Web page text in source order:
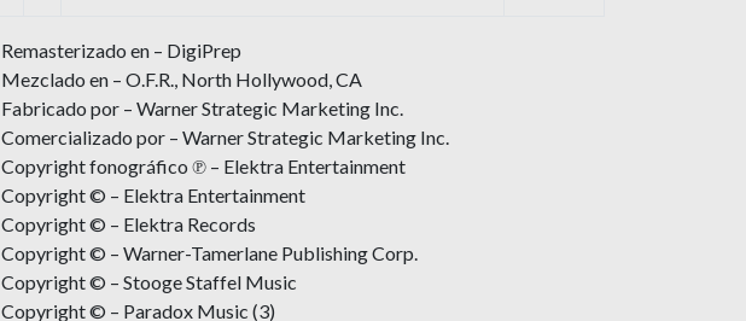
Remasterizado en – DigiPrep
Mezclado en – O.F.R., North Hollywood, CA
Fabricado por – Warner Strategic Marketing Inc.
Comercializado por – Warner Strategic Marketing Inc.
Copyright fonográfico ℗ – Elektra Entertainment
Copyright © – Elektra Entertainment
Copyright © – Elektra Records
Copyright © – Warner-Tamerlane Publishing Corp.
Copyright © – Stooge Staffel Music
Copyright © – Paradox Music (3)